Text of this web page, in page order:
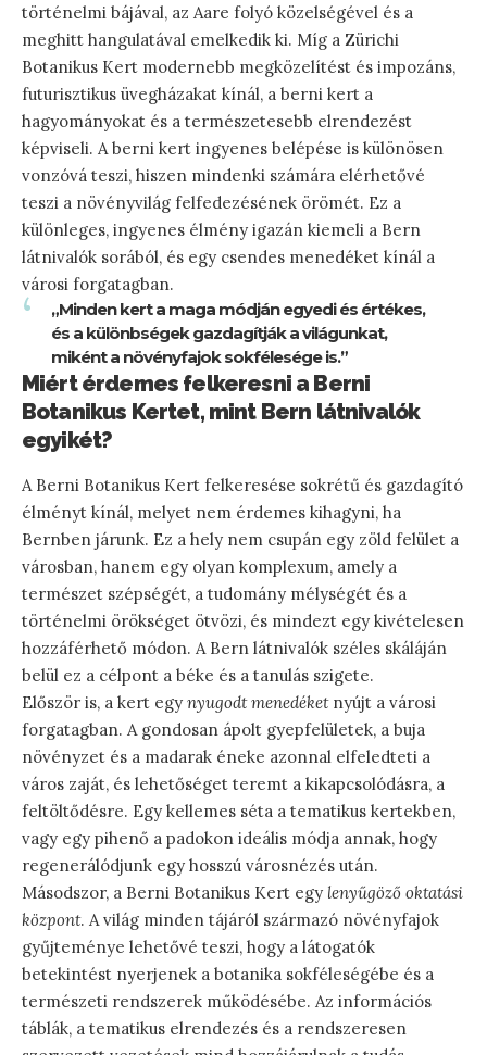
történelmi bájával, az Aare folyó közelségével és a
meghitt hangulatával emelkedik ki. Míg a Zürichi
Botanikus Kert modernebb megközelítést és impozáns,
futurisztikus üvegházakat kínál, a berni kert a
hagyományokat és a természetesebb elrendezést
képviseli. A berni kert ingyenes belépése is különösen
vonzóvá teszi, hiszen mindenki számára elérhetővé
teszi a növényvilág felfedezésének örömét. Ez a
különleges, ingyenes élmény igazán kiemeli a Bern
látnivalók sorából, és egy csendes menedéket kínál a
városi forgatagban.
„Minden kert a maga módján egyedi és értékes,
és a különbségek gazdagítják a világunkat,
miként a növényfajok sokfélesége is.”
Miért érdemes felkeresni a Berni
Botanikus Kertet, mint Bern látnivalók
egyikét?
A Berni Botanikus Kert felkeresése sokrétű és gazdagító
élményt kínál, melyet nem érdemes kihagyni, ha
Bernben járunk. Ez a hely nem csupán egy zöld felület a
városban, hanem egy olyan komplexum, amely a
természet szépségét, a tudomány mélységét és a
történelmi örökséget ötvözi, és mindezt egy kivételesen
hozzáférhető módon. A Bern látnivalók széles skáláján
belül ez a célpont a béke és a tanulás szigete.
Először is, a kert egy nyugodt menedéketnyújt a városi
forgatagban. A gondosan ápolt gyepfelületek, a buja
növényzet és a madarak éneke azonnal elfeledteti a
város zaját, és lehetőséget teremt a kikapcsolódásra, a
feltöltődésre. Egy kellemes séta a tematikus kertekben,
vagy egy pihenő a padokon ideális módja annak, hogy
regenerálódjunk egy hosszú városnézés után.
Másodszor, a Berni Botanikus Kert egy lenyűgöző oktatási
központ. A világ minden tájáról származó növényfajok
gyűjteménye lehetővé teszi, hogy a látogatók
betekintést nyerjenek a botanika sokféleségébe és a
természeti rendszerek működésébe. Az információs
táblák, a tematikus elrendezés és a rendszeresen